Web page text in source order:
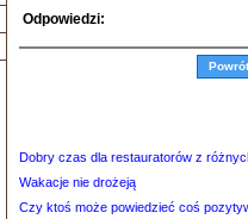
Odpowiedzi:
Dobry czas dla restauratorów z
Wakacje nie drożeją
Czy ktoś może powiedzieć coś